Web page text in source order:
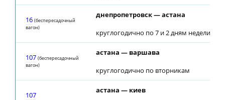
16 (беспересадочный
вагон)
днепропетровск — астана
круглогодично по 7 и 2 дням недели
107 (беспересадочный
вагон)
астана — варшава
круглогодично по вторникам
107
астана — киев